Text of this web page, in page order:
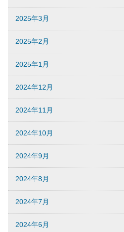
2025年3月
2025年2月
2025年1月
2024年12月
2024年11月
2024年10月
2024年9月
2024年8月
2024年7月
2024年6月